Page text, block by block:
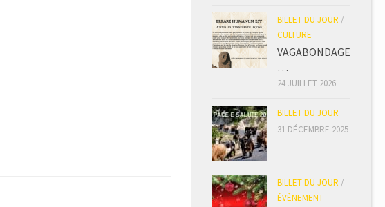
BILLET DU JOUR /
CULTURE
VAGABONDAGE
…
24 JUILLET 2026
BILLET DU JOUR
31 DÉCEMBRE 2025
BILLET DU JOUR /
ÉVÈNEMENT